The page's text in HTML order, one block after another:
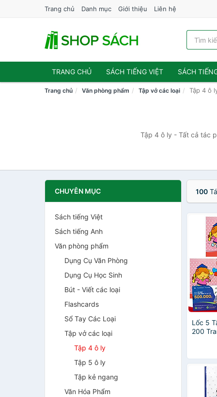
Trang chủ Danh mục Giới thiệu Liên hệ
TRANG CHỦ SÁCH TIẾNG VIỆT SÁCH
Trang chủ Văn phòng phẩm Tập vở các loại Tập 4 ô
Tập 4 ô ly - Tất cả tác
CHUYÊN MỤC
Sách tiếng Việt
Sách tiếng Anh
Văn phòng phẩm
Dụng Cụ Văn Phòng
Dụng Cụ Học Sinh
Bút - Viết các loại
Flashcards
Sổ Tay Các Loại
Tập vở các loại
Tập 4 ô ly
Tập 5 ô ly
Tập kẻ ngang
Văn Hóa Phẩm
100
Lốc 5
200
Ngẫu